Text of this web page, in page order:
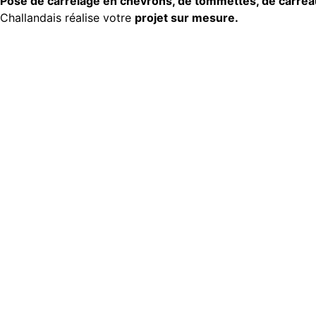
Challandais réalise votre projet sur mesure.